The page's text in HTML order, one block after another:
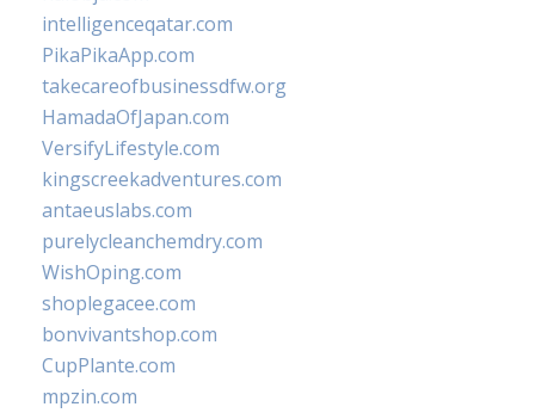
intelligenceqatar.com
PikaPikaApp.com
takecareofbusinessdfw.org
HamadaOfJapan.com
VersifyLifestyle.com
kingscreekadventures.com
antaeuslabs.com
purelycleanchemdry.com
WishOping.com
shoplegacee.com
bonvivantshop.com
CupPlante.com
mpzin.com